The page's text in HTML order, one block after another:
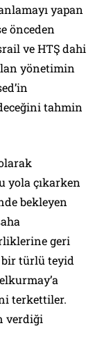
yapan
önceden
ve HTŞ dahi
yönetimin
tahmin
yola çıkarken
bekleyen
geri
türlü teyid
terkettiler.
verdiği